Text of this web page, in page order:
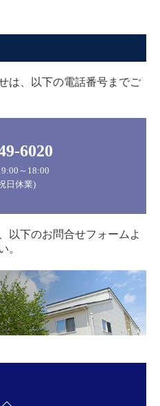
は、以下の電話番号までご
6020
～18:00
日休業)
以下のお問合せフォームよ
。